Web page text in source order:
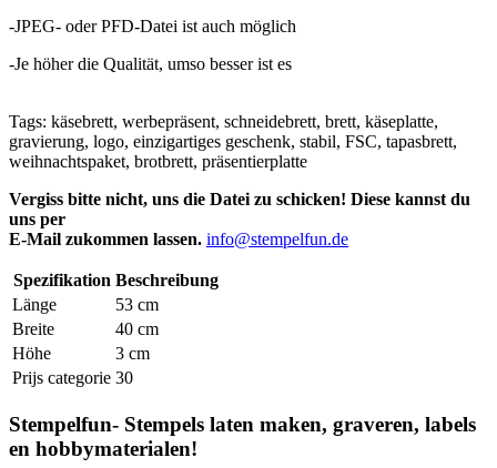
-JPEG- oder PFD-Datei ist auch möglich
-Je höher die Qualität, umso besser ist es
Tags: käsebrett, werbepräsent, schneidebrett, brett, käseplatte,
gravierung, logo, einzigartiges geschenk, stabil, FSC, tapasbrett,
weihnachtspaket, brotbrett, präsentierplatte
Vergiss bitte nicht, uns die Datei zu schicken! Diese kannst du
uns per
E-Mail zukommen lassen. info@stempelfun.de
Spezifikation Beschreibung
Länge
53 cm
Breite
40 cm
Höhe
3 cm
Prijs categorie 30
Stempelfun- Stempels laten maken, graveren, labels
en hobbymaterialen!